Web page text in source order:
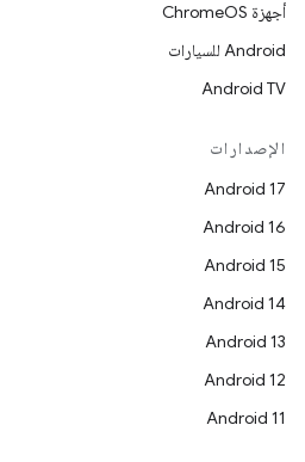
أجهزة ChromeOS
Android للسيارات
Android TV
الإصدارات
Android 17
Android 16
Android 15
Android 14
Android 13
Android 12
Android 11